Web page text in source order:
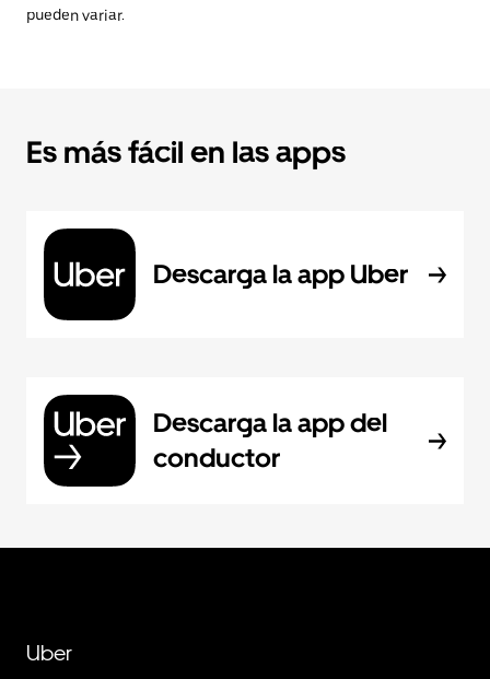
pueden variar.
Es más fácil en las apps
Descarga la app Uber
Descarga la app del
conductor
Uber